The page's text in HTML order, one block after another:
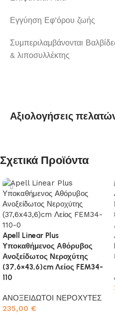
Εγγύηση Εφ’όρου ζωής
Συμπεριλαμβάνονται
& λιποσυλλέκτης
Αξιολογήσεις
Σχετικά Προϊόντα
Apell Linear Plus
Υποκαθήμενος Αθόρυβος
Ανοξείδωτος Νεροχύτης
(37,6×43,6)cm Λείος FEM34-
110
ΑΝΟΞΕΙΔΩΤΟΙ ΝΕΡΟΧΥΤΕΣ
235,00 €